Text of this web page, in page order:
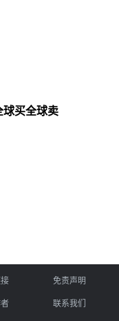
球买全球卖
免责声明
联系我们